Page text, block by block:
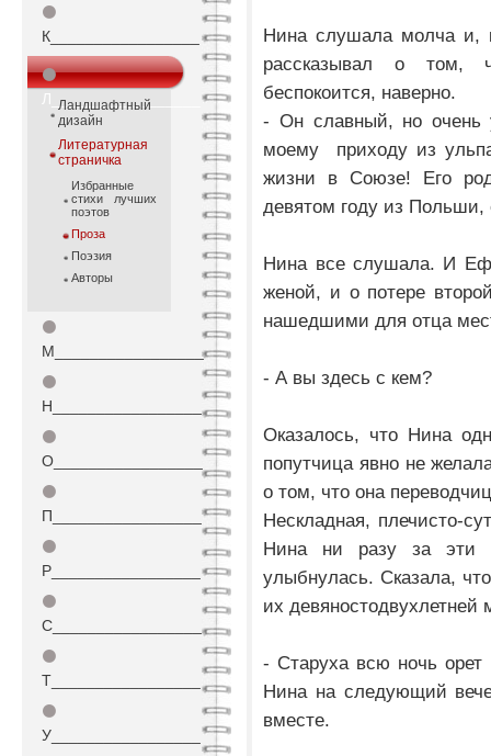
⚫
К_________________
⚫
Л_________________
Ландшафтный
дизайн
Литературная
страничка
Избранные
стихи лучших
поэтов
Проза
Поэзия
Авторы
⚫
М_________________
⚫
Н_________________
⚫
О_________________
⚫
П_________________
⚫
Р_________________
⚫
С_________________
⚫
Т_________________
⚫
У_________________
Нина слушала молча и,
рассказывал о том,
беспокоится, наверно.
- Он славный, но очень
моему приходу из
жизни в Союзе! Его
девятом году из Польши,
Нина все слушала. И
женой, и о потере
нашедшими для отца
- А вы здесь с кем?
Оказалось, что Нина
попутчица явно не
о том, что она
Нескладная, плечисто-
Нина ни разу за эти
улыбнулась. Сказала,
их
- Старуха всю ночь
Нина на следующий
вместе.